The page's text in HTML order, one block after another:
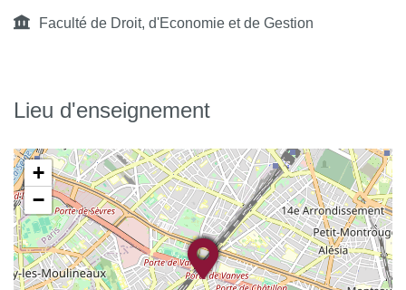
Faculté de Droit, d'Economie et de Gestion
Lieu d'enseignement
+
−